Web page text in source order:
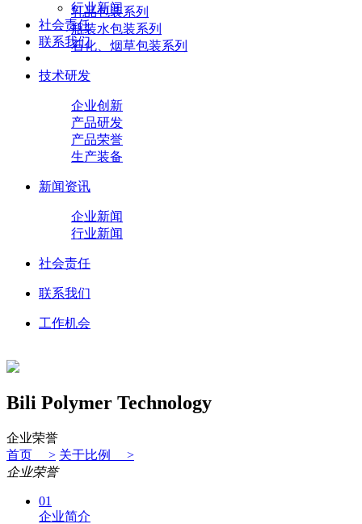
行业新闻
社会责任
联系我们
乳品包装系列
瓶装水包装系列
石化、烟草包装系列
技术研发
企业创新
产品研发
产品荣誉
生产装备
新闻资讯
企业新闻
行业新闻
社会责任
联系我们
工作机会
Bili Polymer Technology
企业荣誉
首页 > 关于比例 >
企业荣誉
01
企业简介